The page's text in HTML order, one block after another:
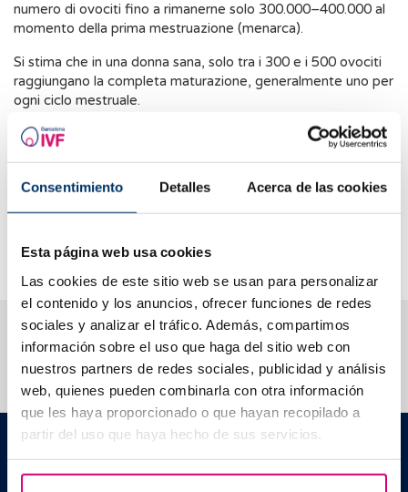
Consentimiento Detalles Acerca de las cookies
Esta página web usa cookies
Las cookies de este sitio web se usan para personalizar
el contenido y los anuncios, ofrecer funciones de redes
sociales y analizar el tráfico. Además, compartimos
información sobre el uso que haga del sitio web con
nuestros partners de redes sociales, publicidad y análisis
web, quienes pueden combinarla con otra información
que les haya proporcionado o que hayan recopilado a
partir del uso que haya hecho de sus servicios.
numero di ovociti fino a rimanerne solo 300.000–400.000 al
momento della prima mestruazione (menarca).
Si stima che in una donna sana, solo tra i 300 e i 500 ovociti
raggiungano la completa maturazione, generalmente uno per
ogni ciclo mestruale.
La stimolazione ovarica controllata è una tecnica di
procreazione medicalmente assistita il cui obiettivo è
in ogni ciclo. Questa tecnica viene utilizzata nei trattamenti di
fecondazione in vitro o nei processi di vitrificazione degli
aumentano con il numero di ovociti maturi ottenuti.
Ti aiutiamo a risolvere i tuoi dubbi
Barcelona IVF
Edificio Planetarium
C./ Escoles Pies, 103. 08017 - Barcellona (Spagna)